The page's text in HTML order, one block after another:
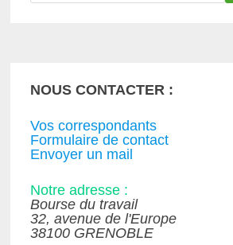
NOUS CONTACTER :
Vos correspondants
Formulaire de contact
Envoyer un mail
Notre adresse :
Bourse du travail
32, avenue de l'Europe
38100 GRENOBLE